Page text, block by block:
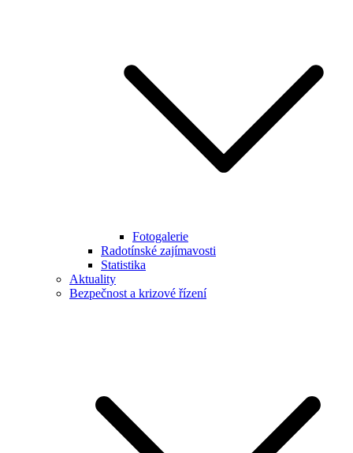
Fotogalerie
Radotínské zajímavosti
Statistika
Aktuality
Bezpečnost a krizové řízení